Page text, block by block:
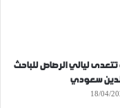
تتعدى ليالي الرصاص للباحث
سعودي
18/04/